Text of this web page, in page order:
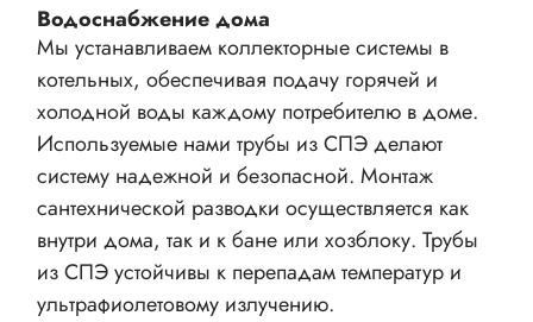
Водоснабжение дома
Мы устанавливаем коллекторные системы в
котельных, обеспечивая подачу горячей и
холодной воды каждому потребителю в доме.
Используемые нами трубы из СПЭ делают
систему надежной и безопасной. Монтаж
сантехнической разводки осуществляется как
внутри дома, так и к бане или хозблоку. Трубы
из СПЭ устойчивы к перепадам температур и
ультрафиолетовому излучению.